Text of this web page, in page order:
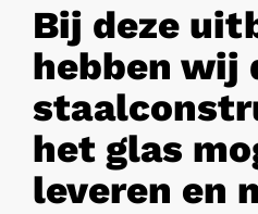
Bij deze
hebben wij
het glas
leveren en